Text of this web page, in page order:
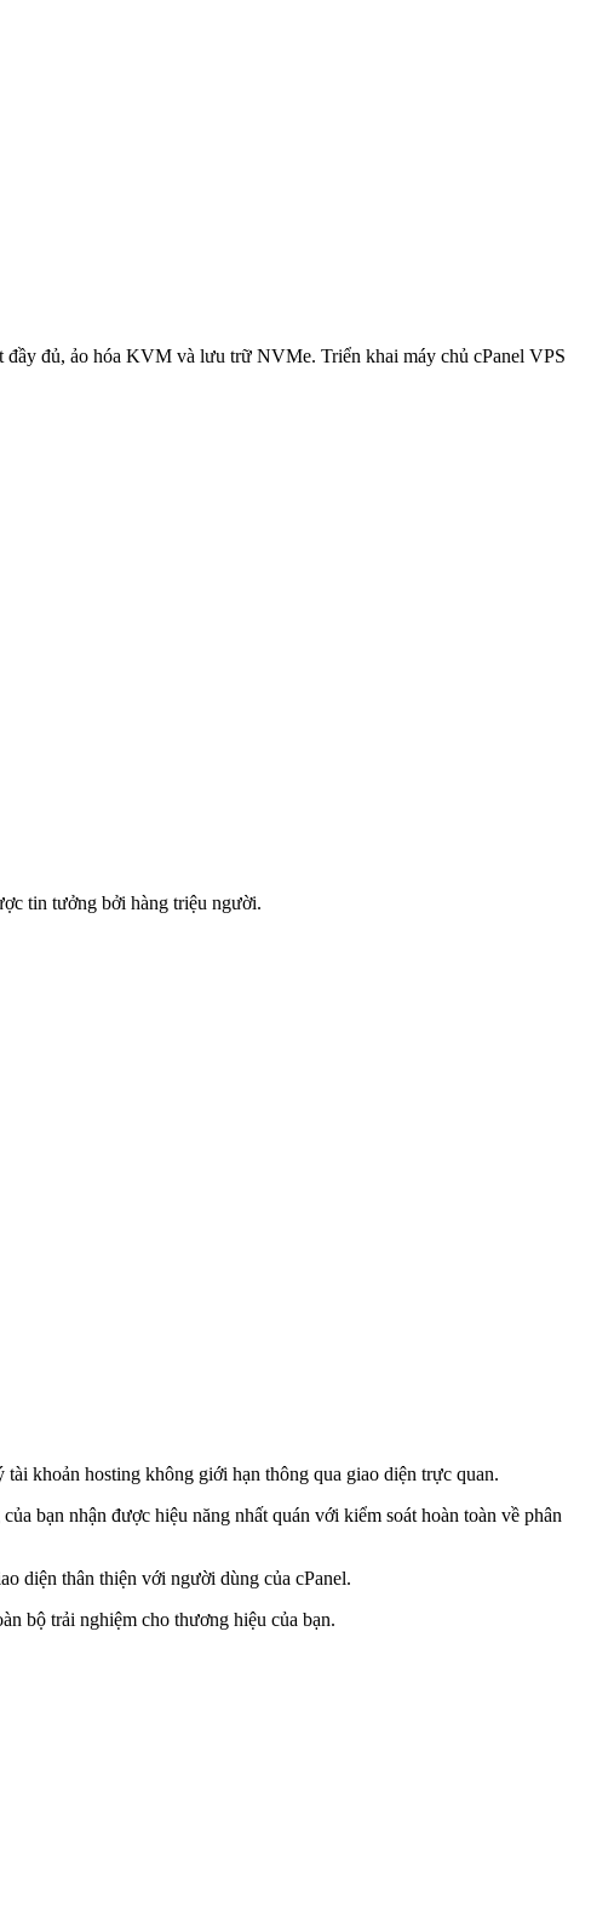
đầy đủ, ảo hóa KVM và lưu trữ NVMe. Triển khai máy chủ cPanel VPS
tin tưởng bởi hàng triệu người.
khoản hosting không giới hạn thông qua giao diện trực quan.
bạn nhận được hiệu năng nhất quán với kiểm soát hoàn toàn về phân
diện thân thiện với người dùng của cPanel.
bộ trải nghiệm cho thương hiệu của bạn.